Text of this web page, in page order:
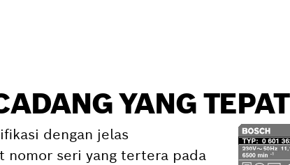
YANG TEPAT
dengan jelas
nomor seri yang tertera pada